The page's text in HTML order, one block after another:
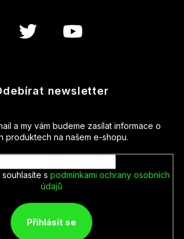
newsletter
a my vám budeme zasílat informace o
produktech na našem e-shopu.
s podmínkami ochrany osobních
údajů
Přihlásit se